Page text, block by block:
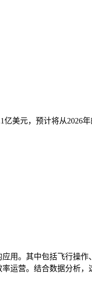
亿美元，预计将从2026
用。其中包括飞行操
运营。结合数据分析